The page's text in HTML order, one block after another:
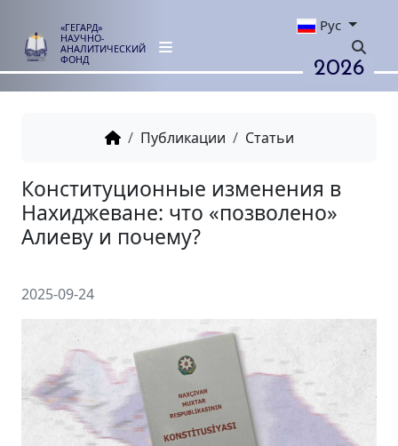
«ГЕГАРД»
НАУЧНО-
АНАЛИТИЧЕСКИЙ
ФОНД
Рус
2026
Публикации Статьи
Конституционные
Алиеву и почему?
2025-09-24